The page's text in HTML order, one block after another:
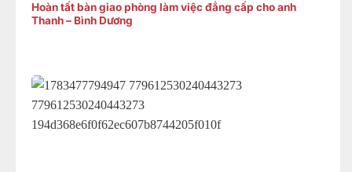
Hoàn tất bàn giao phòng làm việc đẳng cấp cho anh
Thanh – Bình Dương